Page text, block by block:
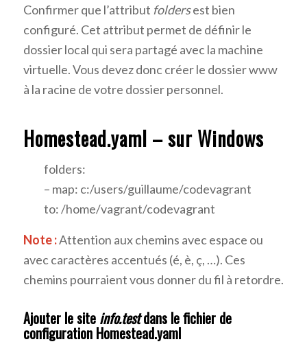
Confirmer que l’attribut foldersest bien
configuré. Cet attribut permet de définir le
dossier local qui sera partagé avec la machine
virtuelle. Vous devez donc créer le dossier www
à la racine de votre dossier personnel.
Homestead.yaml – sur Windows
folders:
– map: c:/users/guillaume/codevagrant
to: /home/vagrant/codevagrant
Note :Attention aux chemins avec espace ou
avec caractères accentués (é, è, ç, …). Ces
chemins pourraient vous donner du fil à retordre.
Ajouter le site info.testdans le fichier de
configuration Homestead.yaml